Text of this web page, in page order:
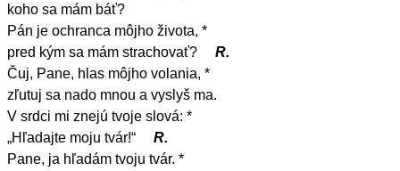
koho sa mám báť?
Pán je ochranca môjho života, *
pred kým sa mám strachovať?
R.
Čuj, Pane, hlas môjho volania, *
zľutuj sa nado mnou a vyslyš ma.
V srdci mi znejú tvoje slová: *
„Hľadajte moju tvár!“
R.
Pane, ja hľadám tvoju tvár. *